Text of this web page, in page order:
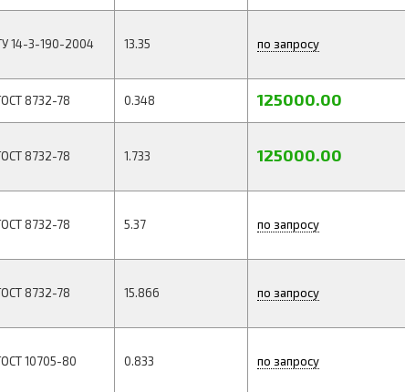
14-3-190-2004 13.35 по запросу
8732-78 0.348 125000.00
8732-78 1.733 125000.00
8732-78 5.37 по запросу
8732-78 15.866 по запросу
10705-80 0.833 по запросу